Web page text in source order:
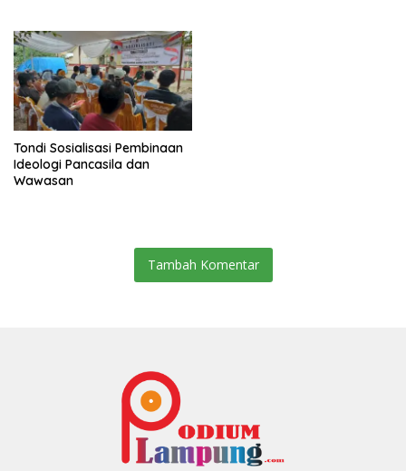
Tondi Sosialisasi Pembinaan
Ideologi Pancasila dan
Wawasan
Tambah Komentar